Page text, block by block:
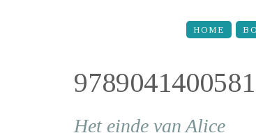
HOME
Het einde van Alice